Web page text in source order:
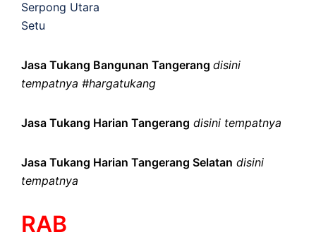
Serpong Utara
Setu
Jasa Tukang Bangunan Tangerang disini
tempatnya #hargatukang
Jasa Tukang Harian Tangerang disini tempatnya
Jasa Tukang Harian Tangerang Selatan disini
tempatnya
RAB